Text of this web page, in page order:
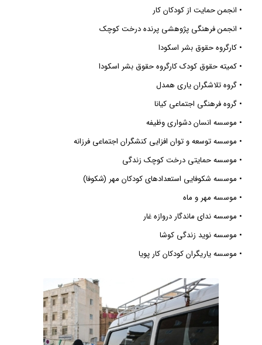
• انجمن حمایت از کودکان کار
• انجمن فرهنگی پژوهشی پرنده درخت کوچک
• کارگروه حقوق بشر اسکودا
• کمیته حقوق کودک کارگروه حقوق بشر اسکودا
• گروه تلاشگران یاری همدل
• گروه فرهنگی اجتماعی کیانا
• موسسه انسان دشواری وظیفه
• موسسه توسعه و توان افزایی کنشگران اجتماعی فرزانه
• موسسه حمایتی درخت کوچک زندگی
• موسسه شکوفایی استعدادهای کودکان مهر (شکوفا)
• موسسه مهر و ماه
• موسسه ندای ماندگار دروازه غار
• موسسه نوید زندگی کوشا
• موسسه یاریگران کودکان کار پویا